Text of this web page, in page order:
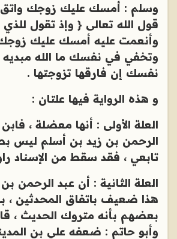
وسلم : أمسك عليك زوجك واتق
قول الله تعالى { وإذ تقول للذي
وأنعمت عليه أمسك عليك زوجك
وتخفي في نفسك ما الله
نفسك إن فارقها تزوجتها .
و هذه الرواية فيها علتان :
العلة الأولى : أنها معضلة ،
الرحمن بن زيد بن أسلم ليس
تابعي ، فقد سقط من الإسناد
العلة الثانية : أن عبد الرحمن
هذا ضعيف باتفاق المحدثين
بعضهم بأنه متروك الحديث ،
وأبو حاتم : ضعفه علي بن